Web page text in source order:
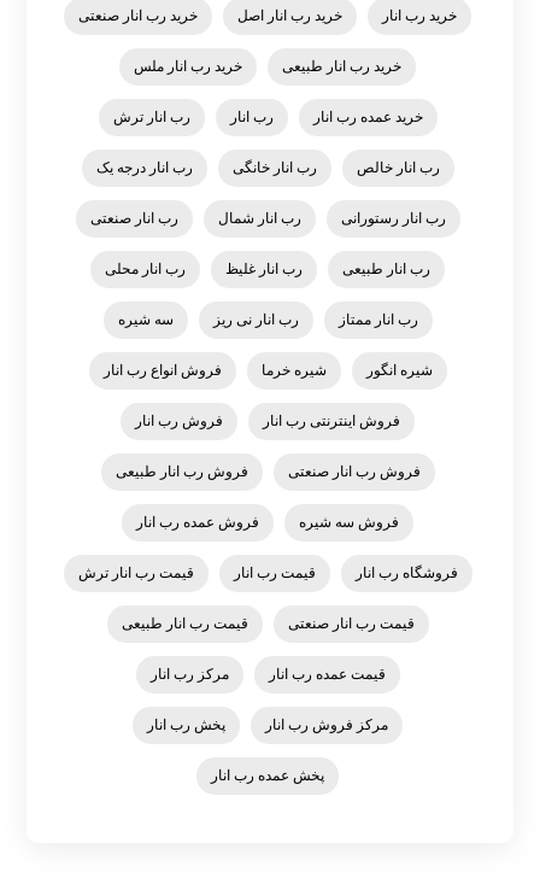
خرید رب انار خرید رب انار اصل خرید رب انار صنعتی
خرید رب انار طبیعی خرید رب انار ملس
خرید عمده رب انار رب انار رب انار ترش
رب انار خالص رب انار خانگی رب انار درجه یک
رب انار رستورانی رب انار شمال رب انار صنعتی
رب انار طبیعی رب انار غلیظ رب انار محلی
رب انار ممتاز رب انار نی ریز سه شیره
شیره انگور شیره خرما فروش انواع رب انار
فروش اینترنتی رب انار فروش رب انار
فروش رب انار صنعتی فروش رب انار طبیعی
فروش سه شیره فروش عمده رب انار
فروشگاه رب انار قیمت رب انار قیمت رب انار ترش
قیمت رب انار صنعتی قیمت رب انار طبیعی
قیمت عمده رب انار مرکز رب انار
مرکز فروش رب انار پخش رب انار
پخش عمده رب انار